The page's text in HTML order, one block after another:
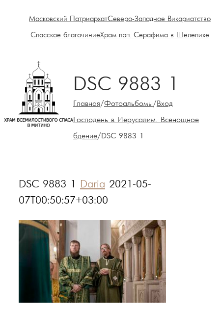
Московский ПатриархатСеверо-Западное Викариатство
Спасское благочиниеХрам прп. Серафима в Шелепихе
DSC 9883 1
Главная/Фотоальбомы/Вход
Господень в Иерусалим. Всенощное
бдение/DSC 9883 1
DSC 9883 1 Daria 2021-05-
07T00:50:57+03:00